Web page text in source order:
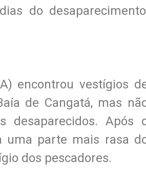
do
encontrou vestígios
de Cangatá, mas
desaparecidos. Após
uma parte mais rasa
dos pescadores.